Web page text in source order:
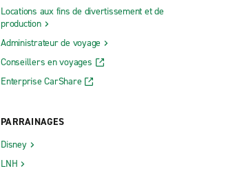
Locations aux fins de divertissement et de
production
Administrateur de voyage
Conseillers en voyages
Enterprise CarShare
PARRAINAGES
Disney
LNH